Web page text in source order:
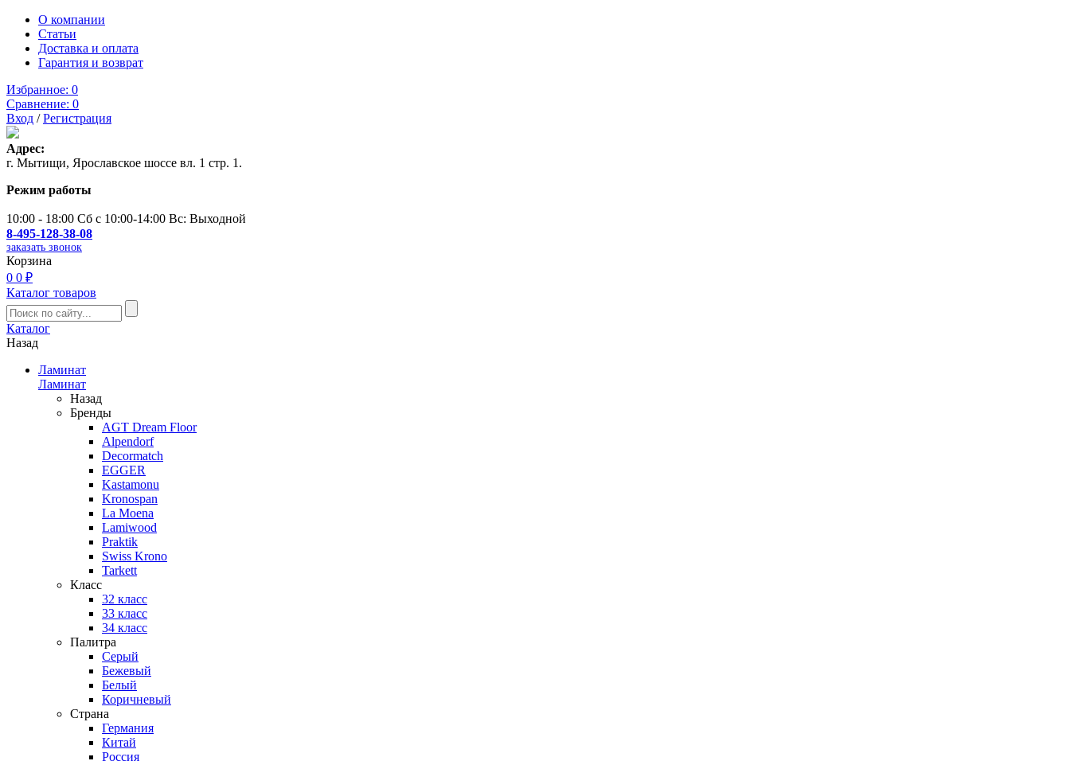
О компании
Статьи
Доставка и оплата
Гарантия и возврат
Избранное: 0
Сравнение: 0
Вход /Регистрация
Адрес:
г. Мытищи, Ярославское шоссе вл. 1 стр. 1.
Режим работы
10:00 - 18:00 Сб с 10:00-14:00 Вс: Выходной
8-495-128-38-08
заказать звонок
Корзина
0 0 ₽
Каталог товаров
Каталог
Назад
Ламинат
Ламинат
Назад
Бренды
AGT Dream Floor
Alpendorf
Decormatch
EGGER
Kastamonu
Kronospan
La Moena
Lamiwood
Praktik
Swiss Krono
Tarkett
Класс
32 класс
33 класс
34 класс
Палитра
Серый
Бежевый
Белый
Коричневый
Страна
Германия
Китай
Россия